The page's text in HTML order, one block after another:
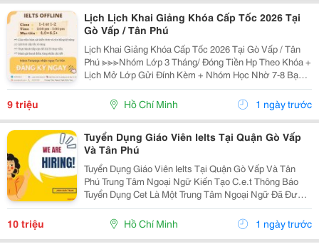
Lịch Lịch Khai Giảng Khóa Cấp Tốc 2026 Tại
Gò Vấp / Tân Phú
Lịch Khai Giảng Khóa Cấp Tốc 2026 Tại Gò Vấp / Tân
Phú ≫≫≫Nhóm Lớp 3 Tháng/ Đóng Tiền Hp Theo Khóa +
Lịch Mở Lớp Gửi Đính Kèm + Nhóm Học Nhờ 7-8 Bạn/
Lớp + Giáo Trình Ielts Có Band Điểm Lộ Trình, Sách
Nước Ngoài Bám Sát + Chia Đều 4 Kỹ...
9 triệu Hồ Chí Minh 1 ngày trước
Tuyển Dụng Giáo Viên Ielts Tại Quận Gò Vấp
Và Tân Phú
Tuyển Dụng Giáo Viên Ielts Tại Quận Gò Vấp Và Tân
Phú Trung Tâm Ngoại Ngữ Kiến Tạo C.e.t Thông Báo
Tuyển Dụng Cet Là Một Trung Tâm Ngoại Ngữ Đã Được
Thành Lập 16 Năm Chuyên Về Chương Trình Anh Văn
Học Thuật Ielts &Ndash; Toefl Ibt. Trung Tâm...
10 triệu Hồ Chí Minh 1 ngày trước